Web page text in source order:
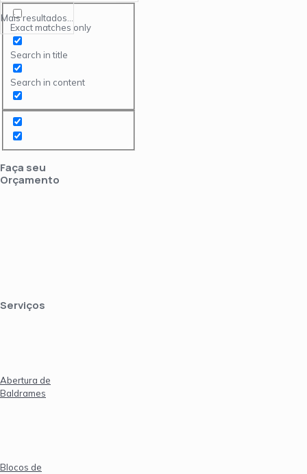
Mais resultados...
Exact matches only
Search in title
Search in content
Faça seu
Orçamento
Serviços
Abertura de
Baldrames
Blocos de